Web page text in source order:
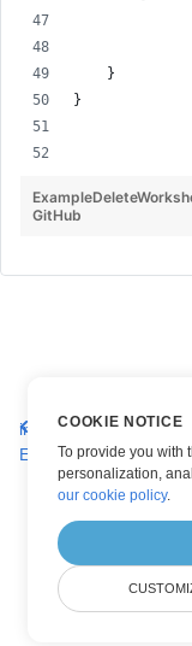
    }
}
GitHub
imagen en una hoja de
Excel
COOKIE NOTICE
To provide you with
personalization,
our cookie policy.